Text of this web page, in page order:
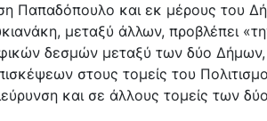
Παπαδόπουλο και εκ μέρους του
μεταξύ άλλων, προβλέπει
δεσμών μεταξύ των δύο Δήμων,
στους τομείς του
και σε άλλους τομείς των